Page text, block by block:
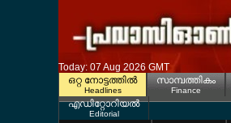
Today: 07 Aug 2026 GMT
ഒറ്റ നോട്ടത്തില്‍
Headlines
സാമ്പത്തികം
Finance
എഡിറ്റോറിയല്‍
Editorial